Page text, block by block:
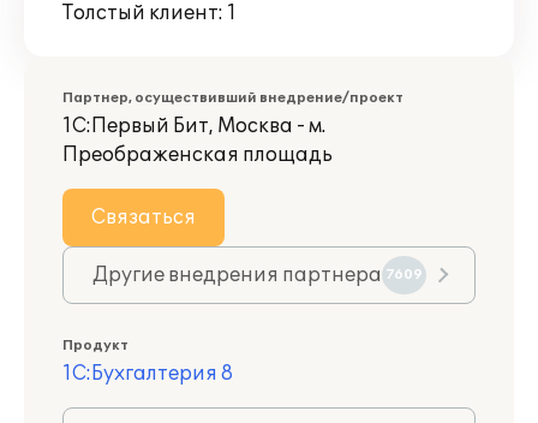
Толстый клиент: 1
Партнер, осуществивший внедрение/проект
1С:Первый Бит, Москва - м.
Преображенская площадь
Связаться
Другие внедрения партнера 7609
Продукт
1С:Бухгалтерия 8